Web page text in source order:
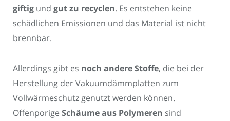
giftig und gut zu recyclen. Es entstehen keine
schädlichen Emissionen und das Material ist nicht
brennbar.
Allerdings gibt es noch andere Stoffe, die bei der
Herstellung der Vakuumdämmplatten zum
Vollwärmeschutz genutzt werden können.
Offenporige Schäume aus Polymeren sind